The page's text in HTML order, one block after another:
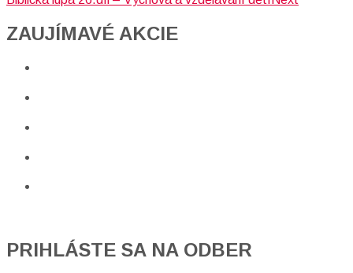
ZAUJÍMAVÉ AKCIE​
PRIHLÁSTE SA NA ODBER